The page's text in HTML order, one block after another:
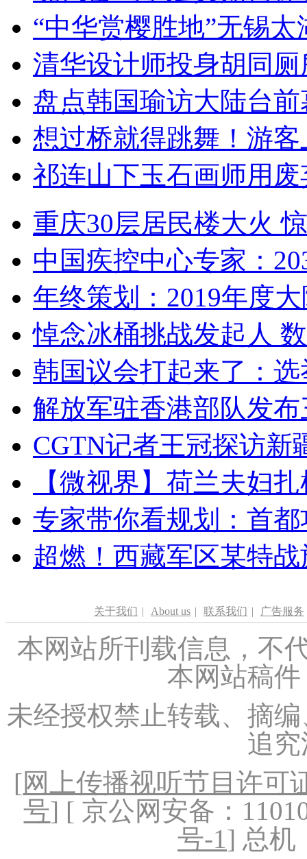
“中华赏樱胜地”无锡
清华设计师投身胡同
盘点韩国瑜访大陆台
想过桥就得跳舞！游客
祁连山下玉石画师用
重庆30层居民楼大火
中国疾控中心专家：
年终策划：2019年度
悼念冰桶挑战发起人
韩国议会打起来了：
解放军驻香港部队发
CGTN记者王冠探访新
【微视界】荷兰夫妇
专家带你看规划：首
超燃！西藏军区某特
关于我们 | About us | 联系我们 | 广告服务
本网站所刊载信息，不
本网站稿
未经授权禁止转载、摘
追
[网上传播视听节目许可
号] [ 京公网安备：
号-1] 总机